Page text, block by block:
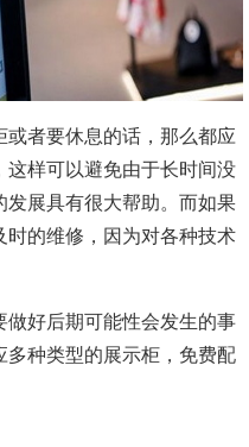
者要休息的话，那么都应
样可以避免由于长时间没
展具有很大帮助。而如果
的维修，因为对各种技术
做好后期可能性会发生的事
种类型的展示柜，免费配